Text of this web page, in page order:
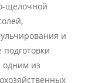
щелочной
и
одним из